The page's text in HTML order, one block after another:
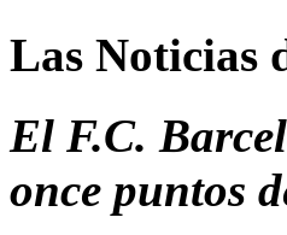
Las Noticias
El F.C.
once puntos